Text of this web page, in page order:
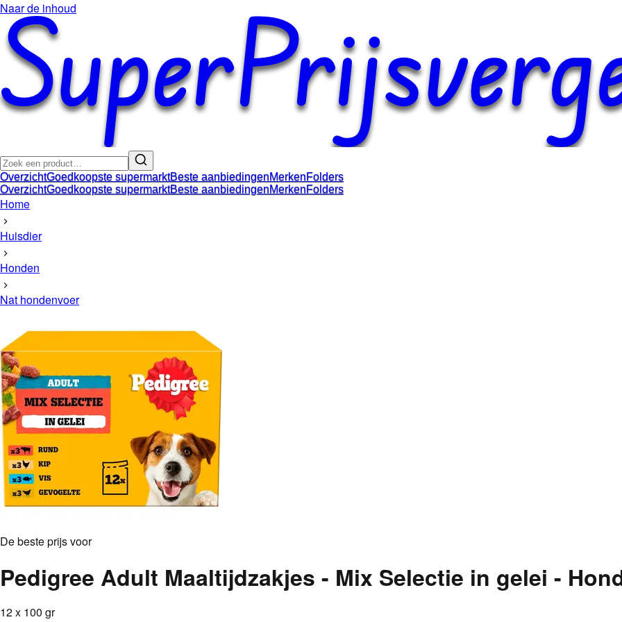
Naar de inhoud
OverzichtGoedkoopste supermarktBeste aanbiedingenMerkenFolders
OverzichtGoedkoopste supermarktBeste aanbiedingenMerkenFolders
Home
Huisdier
Honden
Nat hondenvoer
De beste prijs voor
Pedigree Adult Maaltijdzakjes - Mix Selectie in gelei -
12 x 100 gr